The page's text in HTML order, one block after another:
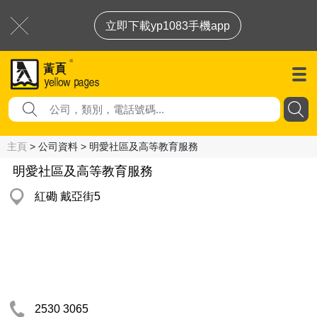
立即下載yp1083手機app
主頁 > 公司資料 > 明愛社區及高等教育服務
明愛社區及高等教育服務
紅磡 戴亞街5
2530 3065